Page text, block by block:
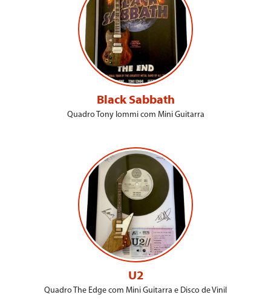
Black Sabbath
Quadro Tony Iommi com Mini Guitarra
U2
Quadro The Edge com Mini Guitarra e Disco de Vinil